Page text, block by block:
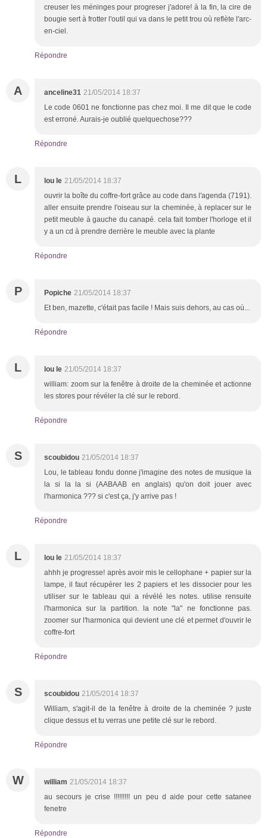
creuser les méninges pour progreser j'adore! à la fin, la cire de
bougie sert à frotter l'outil qui va dans le petit trou où reflète l'arc-
en-ciel.
Répondre
A anceline31 21/05/2014 18:37
Le code 0601 ne fonctionne pas chez moi. Il me dit que le code
est erroné. Aurais-je oublié quelquechose???
Répondre
L lou le 21/05/2014 18:37
ouvrir la boîte du coffre-fort grâce au code dans l'agenda (7191).
aller ensuite prendre l'oiseau sur la cheminée, à replacer sur le
petit meuble à gauche du canapé. cela fait tomber l'horloge et il
y a un cd à prendre derrière le meuble avec la plante
Répondre
P Popiche 21/05/2014 18:37
Et ben, mazette, c'était pas facile ! Mais suis dehors, au cas où...
Répondre
L lou le 21/05/2014 18:37
william: zoom sur la fenêtre à droite de la cheminée et actionne
les stores pour révéler la clé sur le rebord.
Répondre
S scoubidou 21/05/2014 18:37
Lou, le tableau fondu donne j'imagine des notes de musique la
la si la la si (AABAAB en anglais) qu'on doit jouer avec
l'harmonica ??? si c'est ça, j'y arrive pas !
Répondre
L lou le 21/05/2014 18:37
ahhh je progresse! après avoir mis le cellophane + papier sur la
lampe, il faut récupérer les 2 papiers et les dissocier pour les
utiliser sur le tableau qui a révélé les notes. utilise rensuite
l'harmonica sur la partition. la note "la" ne fonctionne pas.
zoomer sur l'harmonica qui devient une clé et permet d'ouvrir le
coffre-fort
Répondre
S scoubidou 21/05/2014 18:37
William, s'agit-il de la fenêtre à droite de la cheminée ? juste
clique dessus et tu verras une petite clé sur le rebord.
Répondre
W william 21/05/2014 18:37
au secours je crise !!!!!!!!! un peu d aide pour cette satanee
fenetre
Répondre